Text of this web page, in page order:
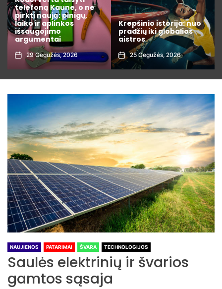
Krepšinio istorija: nuo
pradžių iki globalios
aistros
25 Gegužės, 2026
varžybų statistiką kaip
profesionalas: 7
rodikliai, kuriuos
privalote žinoti prieš
dedant lažybas
1 Rugpjūčio, 2026
NAUJIENOS PATARIMAI ŠVARA TECHNOLOGIJOS
Saulės elektrinių ir švarios
gamtos sąsaja